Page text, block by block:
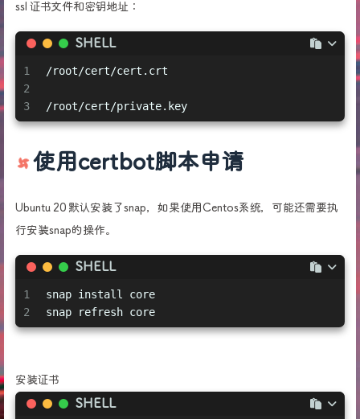
9
10
11
~/.acme.sh/acme.sh --upgrade --auto-upgrade
chmod -R 755 /root/cert
ssl 证书文件和密钥地址：
SHELL
1
2
3
/root/cert/cert.crt
/root/cert/private.key
使用certbot脚本申请
Ubuntu 20 默认安装了snap，如果使用Centos系统，可能还需要执
行安装snap的操作。
SHELL
1
2
snap install core
snap refresh core
安装证书
SHELL